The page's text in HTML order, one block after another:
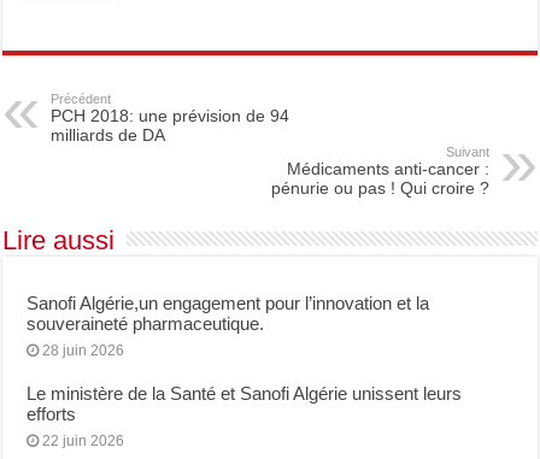
Précédent
PCH 2018: une prévision de 94
milliards de DA
Suivant
Médicaments anti-cancer :
pénurie ou pas ! Qui croire ?
Lire aussi
Sanofi Algérie,un engagement pour l’innovation et la
souveraineté pharmaceutique.
28 juin 2026
Le ministère de la Santé et Sanofi Algérie unissent leurs
efforts
22 juin 2026